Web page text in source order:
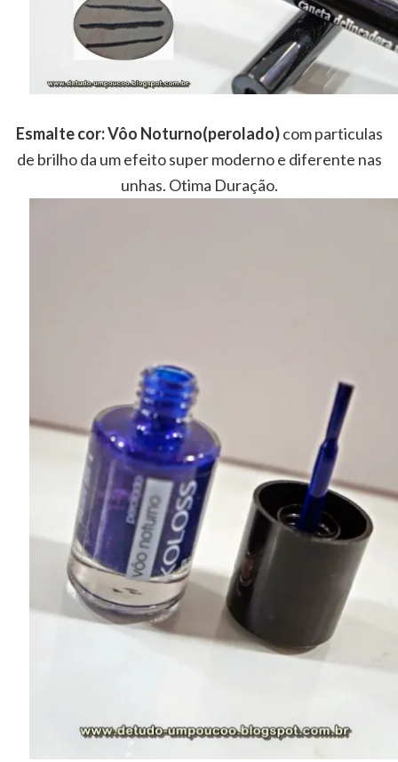
Esmalte cor: Vôo Noturno(perolado)com particulas
de brilho da um efeito super moderno e diferente nas
unhas. Otima Duração.